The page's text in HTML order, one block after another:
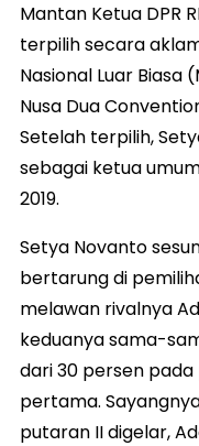
Mantan Ketua DPR
terpilih secara
Nasional Luar Biasa
Nusa Dua
Setelah terpilih,
sebagai ketua
2019.
Setya Novanto
bertarung di
melawan rivalnya
keduanya sama-
dari 30 persen
pertama.
putaran II digelar,